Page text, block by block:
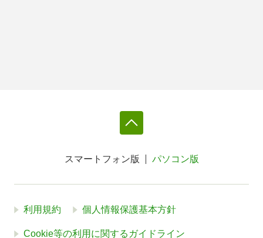
スマートフォン版 パソコン版
利用規約 個人情報保護基本方針
Cookie等の利用に関するガイドライン